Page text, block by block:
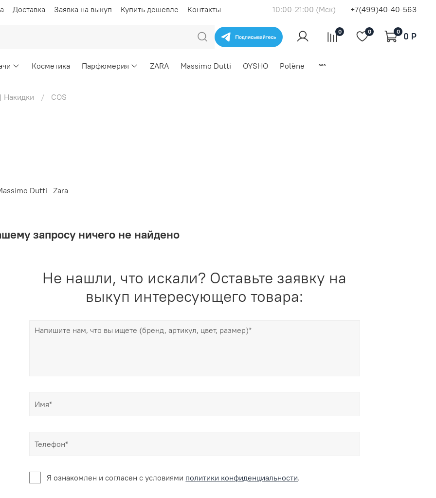
Доставка Заявка на выкуп Купить дешевле Контакты 10:00-21:00 (Мск) +7(499)40-40-563
0 0 0 0 P
Косметика Парфюмерия ZARA Massimo Dutti OYSHO Polène
Накидки COS
Dutti Zara
запросу ничего не найдено
Не нашли, что искали? Оставьте заявку на
выкуп интересующего товара:
Я ознакомлен и согласен c условиями политики конфиденциальности.